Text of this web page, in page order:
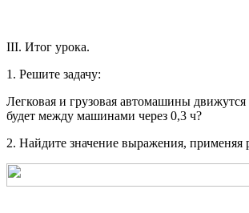
III. Итог урока.
1. Решите задачу:
Легковая и грузовая автомашины
будет между машинами через 0,3 ч?
2. Найдите значение выражения, применяя